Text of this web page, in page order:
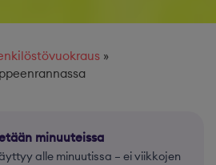
»
minuuteissa
alle minuutissa – ei viikkojen